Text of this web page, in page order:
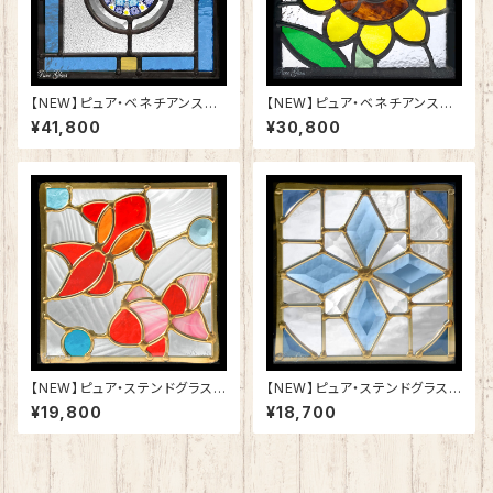
【NEW】ピュア・ベネチアンステ
ンドグラスSH-VD21
¥41,800
【NEW】ピュア・ベネチアンステ
ンドグラスSH-VD11
¥30,800
【NEW】ピュア・ステンドグラスS
H-D55
¥19,800
【NEW】ピュア・ステンドグラスS
H-D54
¥18,700